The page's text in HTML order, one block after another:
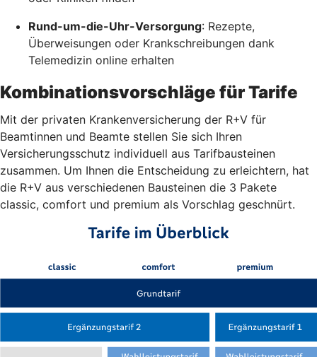
Rund-um-die-Uhr-Versorgung: Rezepte,
Überweisungen oder Krankschreibungen dank
Telemedizin online erhalten
Kombinationsvorschläge für Tarife
Mit der privaten Krankenversicherung der R+V für
Beamtinnen und Beamte stellen Sie sich Ihren
Versicherungsschutz individuell aus Tarifbausteinen
zusammen. Um Ihnen die Entscheidung zu erleichtern, hat
die R+V aus verschiedenen Bausteinen die 3 Pakete
classic, comfort und premium als Vorschlag geschnürt.